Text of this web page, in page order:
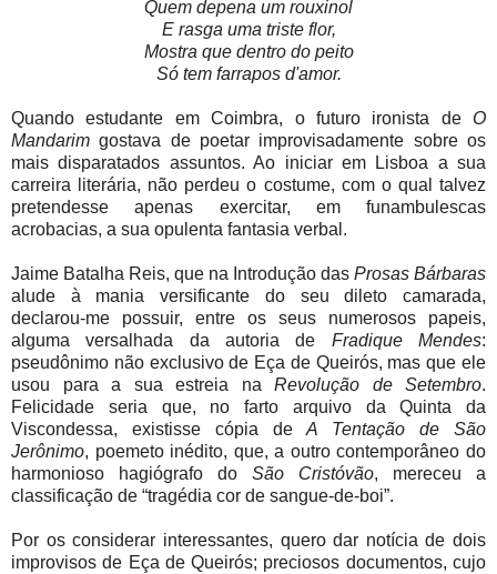
Quem depena um rouxinol
E rasga uma triste flor,
Mostra que dentro do peito
Só tem farrapos d'amor.
Quando estudante em Coimbra, o futuro ironista de O
Mandarim gostava de poetar improvisadamente sobre os
mais disparatados assuntos. Ao iniciar em Lisboa a sua
carreira literária, não perdeu o costume, com o qual talvez
pretendesse apenas exercitar, em funambulescas
acrobacias, a sua opulenta fantasia verbal.
Jaime Batalha Reis, que na Introdução das Prosas Bárbaras
alude à mania versificante do seu dileto camarada,
declarou-me possuir, entre os seus numerosos papeis,
alguma versalhada da autoria de Fradique Mendes:
pseudônimo não exclusivo de Eça de Queirós, mas que ele
usou para a sua estreia na Revolução de Setembro.
Felicidade seria que, no farto arquivo da Quinta da
Viscondessa, existisse cópia deA Tentação de São
Jerônimo, poemeto inédito, que, a outro contemporâneo do
harmonioso hagiógrafo do São Cristóvão, mereceu a
classificação de “tragédia cor de sangue-de-boi”.
Por os considerar interessantes, quero dar notícia de dois
improvisos de Eça de Queirós; preciosos documentos, cujo